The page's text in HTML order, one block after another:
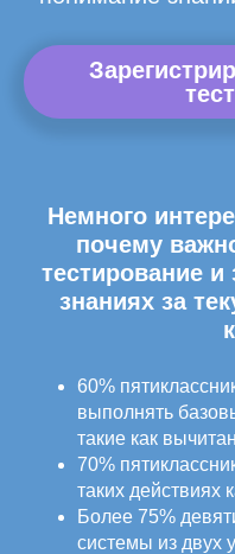
Немного
почему
тестирование
знаниях за
60%
выполнять
такие как
70%
таких действиях
Более 75%
системы из двух